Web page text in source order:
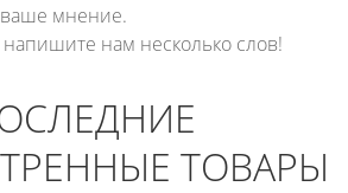
мнение.
нам несколько слов!
ТОВАРЫ